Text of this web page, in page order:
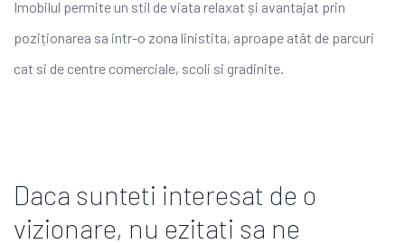
Imobilul permite un stil de viata relaxat și avantajat prin
poziționarea sa intr-o zona linistita, aproape atât de parcuri
cat si de centre comerciale, scoli si gradinite.
Daca sunteti interesat de o
vizionare, nu ezitati sa ne